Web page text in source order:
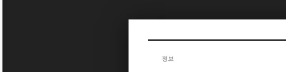
정보
Sketchbook5, 스케치북5